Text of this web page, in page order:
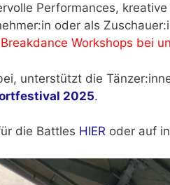
Performances,
oder als
Workshops bei
unterstützt die
2025.
die Battles HIER oder auf